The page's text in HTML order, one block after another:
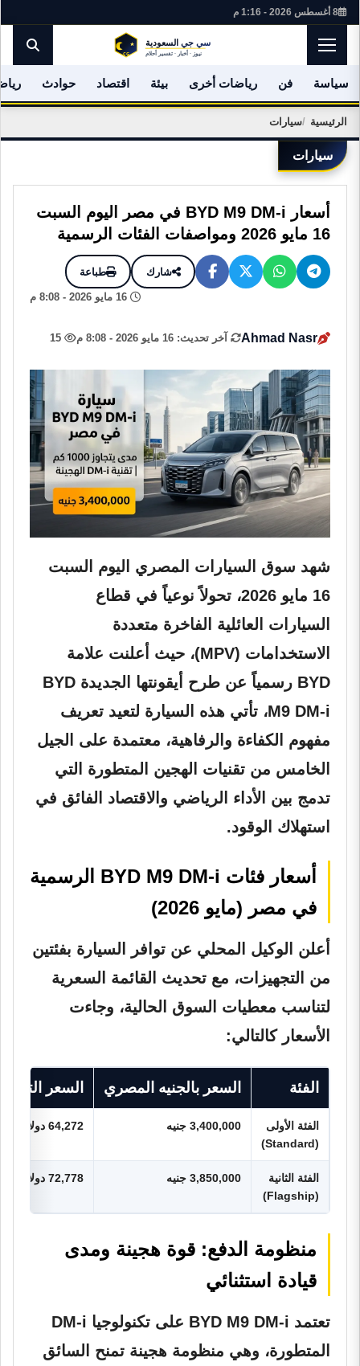
8 أغسطس 2026 - 1:16 م
سياسة فن رياضات أخرى بيئة اقتصاد حوادث
الرئيسية سيارات
سيارات
أسعار BYD M9 DM-i في مصر اليوم السبت
16 مايو 2026 ومواصفات الفئات الرسمية
شارك طباعة
Ahmad Nasr آخر تحديث: 16 مايو 2026 - 8:08 م
شهد سوق السيارات المصري اليوم السبت
16 مايو 2026، تحولاً نوعياً في قطاع
السيارات العائلية الفاخرة متعددة
الاستخدامات (MPV)، حيث أعلنت علامة
BYD رسمياً عن طرح أيقونتها الجديدة BYD
M9 DM-i، تأتي هذه السيارة لتعيد تعريف
مفهوم الكفاءة والرفاهية، معتمدة على الجيل
الخامس من تقنيات الهجين المتطورة التي
تدمج بين الأداء الرياضي والاقتصاد الفائق في
استهلاك الوقود.
أسعار فئات BYD M9 DM-i الرسمية
في مصر (مايو 2026)
أعلن الوكيل المحلي عن توافر السيارة بفئتين
من التجهيزات، مع تحديث القائمة السعرية
لتناسب معطيات السوق الحالية، وجاءت
الأسعار كالتالي:
الفئة السعر بالجنيه المصري السعر
الفئة الأولى
(Standard)
3,400,000 جنيه 64,272 دولار
الفئة الثانية
(Flagship)
3,850,000 جنيه 72,778 دولار
منظومة الدفع: قوة هجينة ومدى
قيادة استثنائي
تعتمد BYD M9 DM-i على تكنولوجيا DM-i
المتطورة، وهي منظومة هجينة تمنح السائق